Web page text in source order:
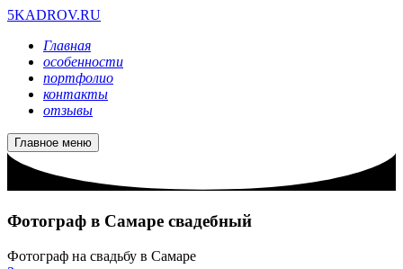
5KADROV.RU
Главная
особенности
портфолио
контакты
отзывы
Главное меню
Фотограф в Самаре свадебный
Фотограф на свадьбу в Самаре